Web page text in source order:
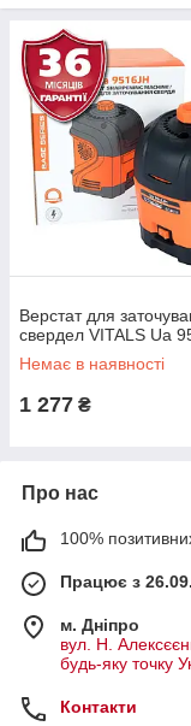
Верстат для
свердел VITALS Ua
Немає в наявності
1 277 ₴
Про нас
100%
Працює з
м. Дніпро
вул. Н.
будь-яку точку
Контакти